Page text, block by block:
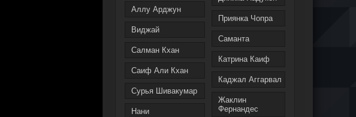
Аллу Арджун
Виджай
Салман Кхан
Саиф Али Кхан
Сурья Шивакумар
Нани
Приянка Чопра
Саманта
Катрина Каиф
Каджал Аггарвал
Жаклин
Фернандес